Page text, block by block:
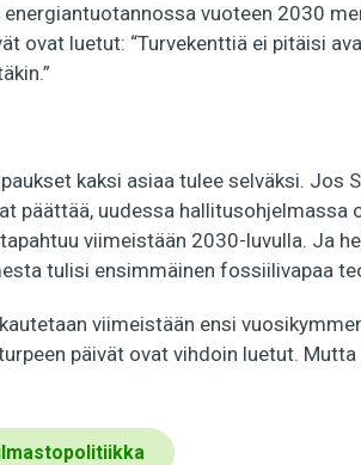
vuoteen 2030
ovat luetut: “Turvekenttiä ei pitäisi
kaksi asiaa tulee selväksi. Jos
päättää, uudessa
viimeistään 2030-luvulla. Ja
tulisi ensimmäinen fossiilivapaa
viimeistään ensi
päivät ovat vihdoin luetut.